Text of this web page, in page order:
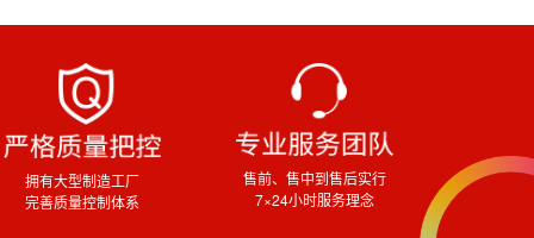
拥有大型制造工厂
完善质量控制体系
售前、售中到售后实行
7×24小时服务理念